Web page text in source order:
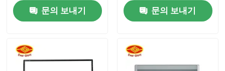
제품 소개문의 보내기
문의 보내기